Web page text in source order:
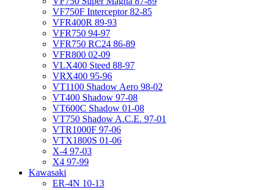
VF750F Interceptor 82-85
VFR400R 89-93
VFR750 94-97
VFR750 RC24 86-89
VFR800 02-09
VLX400 Steed 88-97
VRX400 95-96
VT1100 Shadow Aero 98-02
VT400 Shadow 97-08
VT600C Shadow 01-08
VT750 Shadow A.C.E. 97-01
VTR1000F 97-06
VTX1800S 01-06
X-4 97-03
X4 97-99
Kawasaki
ER-4N 10-13